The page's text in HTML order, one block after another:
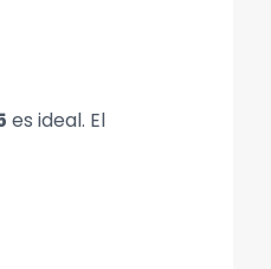
es ideal. El